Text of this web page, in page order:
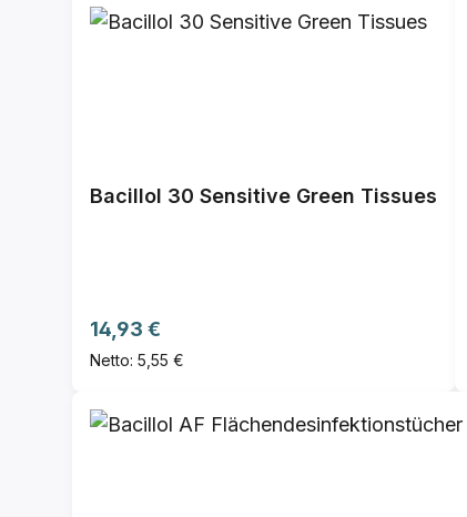
Bacillol 30 Sensitive Green Tissues
Regulärer Preis:
14,93 €
Netto: 5,55 €